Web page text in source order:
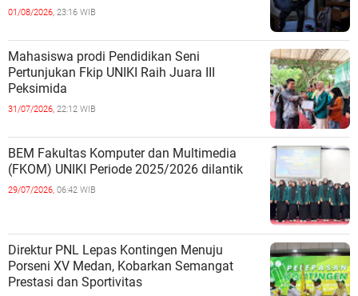
01/08/2026, 23:16 WIB
Mahasiswa prodi Pendidikan Seni
Pertunjukan Fkip UNIKI Raih Juara III
Peksimida
31/07/2026, 22:12 WIB
BEM Fakultas Komputer dan Multimedia
(FKOM) UNIKI Periode 2025/2026 dilantik
29/07/2026, 06:42 WIB
Direktur PNL Lepas Kontingen Menuju
Porseni XV Medan, Kobarkan Semangat
Prestasi dan Sportivitas